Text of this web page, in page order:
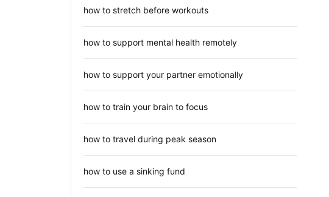
how to stretch before workouts
how to support mental health remotely
how to support your partner emotionally
how to train your brain to focus
how to travel during peak season
how to use a sinking fund